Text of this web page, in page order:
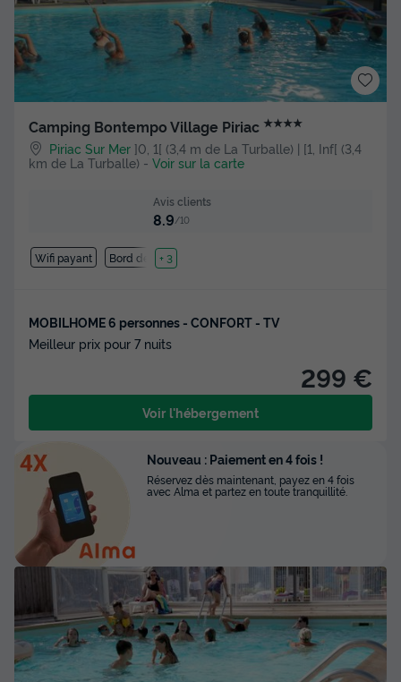
Camping Bontempo Village Piriac ★★★★
Piriac Sur Mer ]0, 1[ (3,4 m de La Turballe) | [1, Inf[ (3,4
km de La Turballe) - Voir sur la carte
Avis clients
8.9/10
Wifi payant Bord de mer
+ 3
MOBILHOME 6 personnes - CONFORT - TV
Meilleur prix pour 7 nuits
299 €
Voir l'hébergement
Nouveau : Paiement en 4 fois !
Réservez dès maintenant, payez en 4 fois
avec Alma et partez en toute tranquillité.